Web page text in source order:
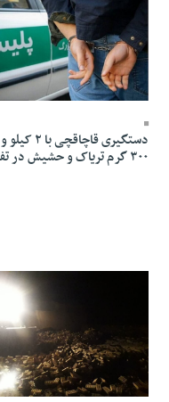
15 Ordibehesht 1403 - 17:12
دستگیری قاچاقچی با ۲ کیلو و
۳۰۰ گرم تریاک و حشیش در تفت
10 Ordibehesht 1403 - 14:08